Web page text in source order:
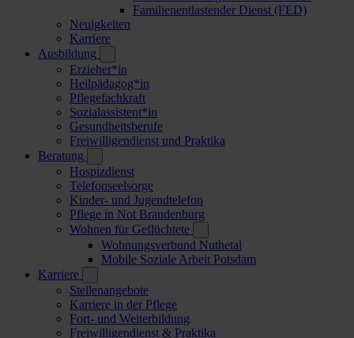
Familienentlastender Dienst (FED)
Neuigkeiten
Karriere
Ausbildung
Erzieher*in
Heilpädagog*in
Pflegefachkraft
Sozialassistent*in
Gesundheitsberufe
Freiwilligendienst und Praktika
Beratung
Hospizdienst
Telefonseelsorge
Kinder- und Jugendtelefon
Pflege in Not Brandenburg
Wohnen für Geflüchtete
Wohnungsverbund Nuthetal
Mobile Soziale Arbeit Potsdam
Karriere
Stellenangebote
Karriere in der Pflege
Fort- und Weiterbildung
Freiwilligendienst & Praktika